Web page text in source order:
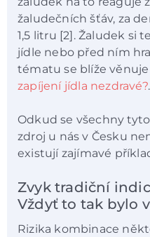
žaludečních šťáv, za
1,5 litru [2]. Žaludek si
jídle nebo před ním
tématu se blíže
zapíjení jídla nezdravé?.
Odkud se všechny
zdroj u nás v Česku
existují zajímavé
Zvyk tradiční
Vždyť to tak bylo
Rizika kombinace